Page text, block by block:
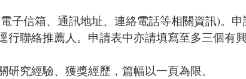
子信箱、通訊地址、連絡電話等相關資訊)。
聯絡推薦人。申請表中亦請填寫至多三個有
究經驗、獲獎經歷，篇幅以一頁為限。